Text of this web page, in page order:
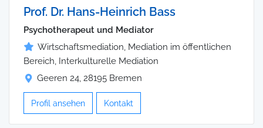
Prof. Dr. Hans-Heinrich Bass
Psychotherapeut und Mediator
Wirtschaftsmediation, Mediation im öffentlichen
Bereich, Interkulturelle Mediation
Geeren 24, 28195 Bremen
Profil ansehen Kontakt